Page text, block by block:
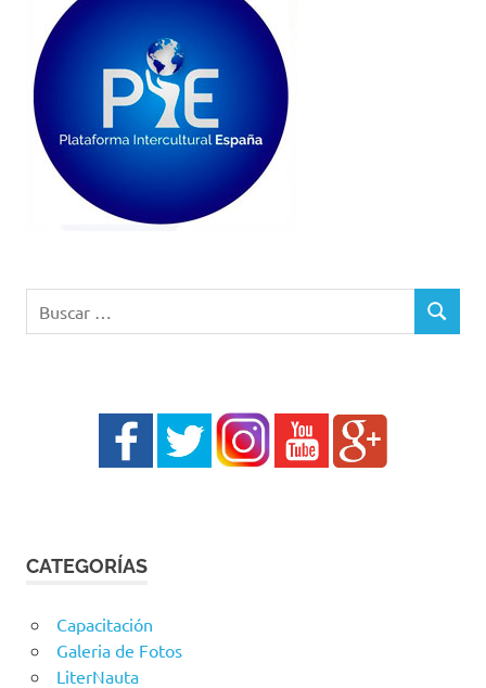
BUSCAR
CATEGORÍAS
Capacitación
Galeria de Fotos
LiterNauta